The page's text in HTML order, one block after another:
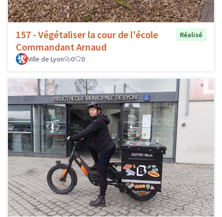
157 - Végétaliser la cour de l'école
Commandant Arnaud
Réalisé
Ville de Lyon 0 0